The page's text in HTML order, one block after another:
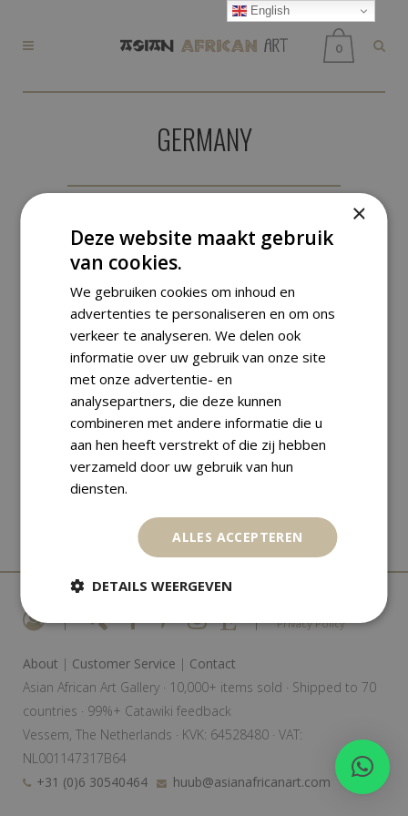
0
GERMANY
NO PRODUCTS WERE
FOUND MATCHING YOUR
SELECTION.
| | Privacy Policy
About | Customer Service | Contact
Asian African Art Gallery · 10,000+ items sold · Shipped to 70
countries · 99%+ Catawiki feedback
Vessem, The Netherlands · KVK: 64528480 · VAT:
NL001147317B64
+31 (0)6 30540464
huub@asianafricanart.com
English
×
Deze website maakt gebruik
van cookies.
We gebruiken cookies om inhoud en
advertenties te personaliseren en om ons
verkeer te analyseren. We delen ook
informatie over uw gebruik van onze site
met onze advertentie- en
analysepartners, die deze kunnen
combineren met andere informatie die u
aan hen heeft verstrekt of die zij hebben
verzameld door uw gebruik van hun
diensten.
ALLES ACCEPTEREN
DETAILS WEERGEVEN